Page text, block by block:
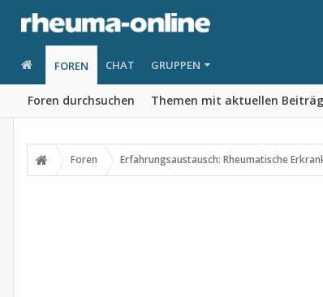
FOREN
Foren durchsuchen Themen mit aktuellen
CHAT GRUPPEN
Foren Erfahrungsaustausch: Rheumatische